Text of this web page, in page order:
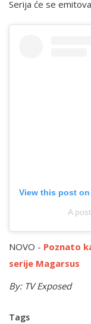
Serija će se
View this post
A
NOVO - Poznato
serije Magarsus
By: TV Exposed
Tags